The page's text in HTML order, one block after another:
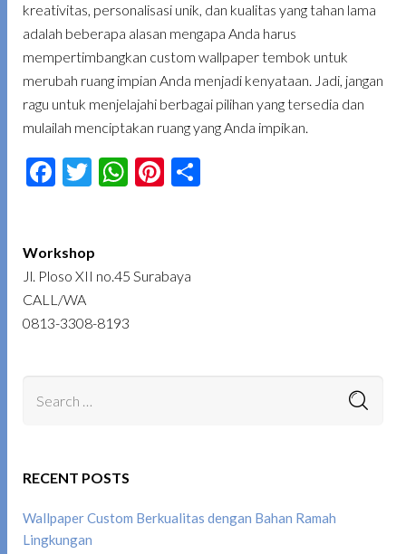
kreativitas, personalisasi unik, dan kualitas yang tahan lama
adalah beberapa alasan mengapa Anda harus
mempertimbangkan custom wallpaper tembok untuk
merubah ruang impian Anda menjadi kenyataan. Jadi, jangan
ragu untuk menjelajahi berbagai pilihan yang tersedia dan
mulailah menciptakan ruang yang Anda impikan.
Facebook
Twitter
WhatsApp
Pinterest
Workshop
Jl. Ploso XII no.45 Surabaya
CALL/WA
0813-3308-8193
RECENT POSTS
Wallpaper Custom Berkualitas dengan Bahan Ramah
Lingkungan